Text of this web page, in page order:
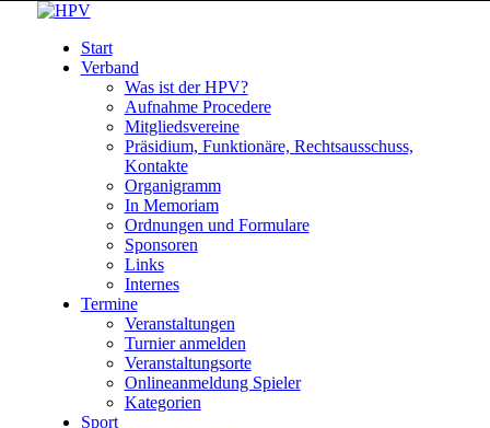
Start
Verband
Was ist der HPV?
Aufnahme Procedere
Mitgliedsvereine
Präsidium, Funktionäre, Rechtsausschuss,
Kontakte
Organigramm
In Memoriam
Ordnungen und Formulare
Sponsoren
Links
Internes
Termine
Veranstaltungen
Turnier anmelden
Veranstaltungsorte
Onlineanmeldung Spieler
Kategorien
Sport